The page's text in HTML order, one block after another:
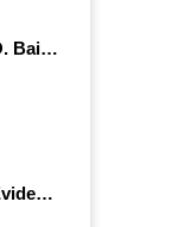
Graduación 4º ESO. Baile final alumnos
Alfonso_Alcalde_EvidenciaArea_3